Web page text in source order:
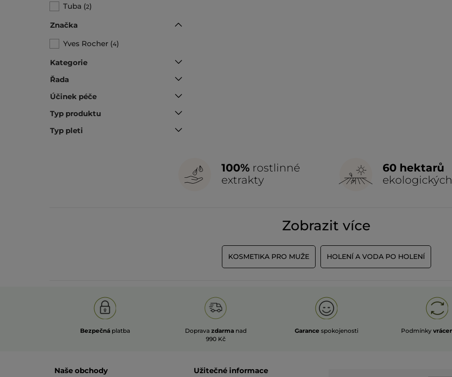
Tuba (2)
Značka
Yves Rocher (4)
Kategorie
Řada
Účinek péče
Typ produktu
Typ pleti
100% rostlinné
extrakty
60 hektarů
Zobrazit více
KOSMETIKA PRO MUŽE HOLENÍ A VODA PO HOLENÍ
Bezpečná platba Doprava zdarma nad
990 Kč
Garance spokojenosti Podmínky
Naše obchody Užitečné informace